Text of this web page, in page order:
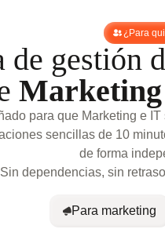
¿Para
gestión
Marketing
para que Marketing e
sencillas de 10
de forma
Sin dependencias, sin
Para marketing